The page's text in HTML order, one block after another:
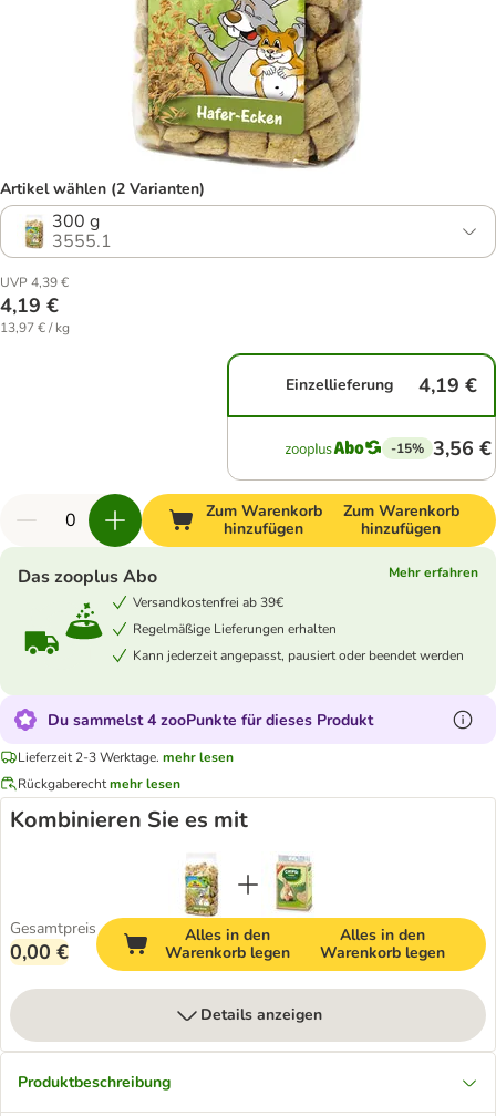
Artikel wählen (2 Varianten)
300 g
3555.1
UVP 4,39 €
4,19 €
13,97 € / kg
Einzellieferung 4,19 €
-15% 3,56 €
Zum Warenkorb
hinzufügen
Zum Warenkorb
hinzufügen
Das zooplus Abo
Mehr erfahren
Versandkostenfrei ab 39€
Regelmäßige Lieferungen erhalten
Kann jederzeit angepasst, pausiert oder beendet werden
Du sammelst 4 zooPunkte für dieses Produkt
Lieferzeit 2-3 Werktage. mehr lesen
Rückgaberechtmehr lesen
Kombinieren Sie es mit
Gesamtpreis
0,00 €
Alles in den
Warenkorb legen
Alles in den
Warenkorb legen
Details anzeigen
Produktbeschreibung